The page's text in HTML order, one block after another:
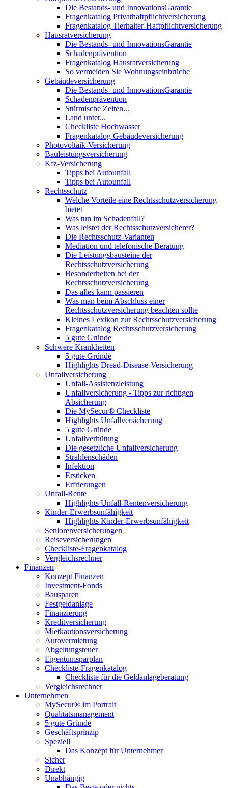
Die Bestands- und InnovationsGarantie
Fragenkatalog Privathaftpflichtversicherung
Fragenkatalog Tierhalter-Haftpflichtversicherung
Hausratversicherung
Die Bestands- und InnovationsGarantie
Schadenprävention
Fragenkatalog Hausratversicherung
So vermeiden Sie Wohnungseinbrüche
Gebäudeversicherung
Die Bestands- und InnovationsGarantie
Schadenprävention
Stürmische Zeiten...
Land unter...
Checkliste Hochwasser
Fragenkatalog Gebäudeversicherung
Photovoltaik-Versicherung
Bauleistungsversicherung
Kfz-Versicherung
Tipps bei Autounfall
Tipps bei Autounfall
Rechtsschutz
Welche Vorteile eine Rechtsschutzversicherung
bietet
Was tun im Schadenfall?
Was leistet der Rechtsschutzversicherer?
Die Rechtsschutz-Varianten
Mediation und telefonische Beratung
Die Leistungsbausteine der
Rechtsschutzversicherung
Besonderheiten bei der
Rechtsschutzversicherung
Das alles kann passieren
Was man beim Abschluss einer
Rechtsschutzversicherung beachten sollte
Kleines Lexikon zur Rechtsschutzversicherung
Fragenkatalog Rechtsschutzversicherung
5 gute Gründe
Schwere Krankheiten
5 gute Gründe
Highlights Dread-Disease-Versicherung
Unfallversicherung
Unfall-Assistenzleistung
Unfallversicherung - Tipps zur richtigen
Absicherung
Die MySecur® Checkliste
Highlights Unfallversicherung
5 gute Gründe
Unfallverhütung
Die gesetzliche Unfallversicherung
Strahlenschäden
Infektion
Ersticken
Erfrierungen
Unfall-Rente
Highlights Unfall-Rentenversicherung
Kinder-Erwerbsunfähigkeit
Highlights Kinder-Erwerbsunfähigkeit
Seniorenversicherungen
Reiseversicherungen
Checkliste-Fragenkatalog
Vergleichsrechner
Finanzen
Konzept Finanzen
Investment-Fonds
Bausparen
Festgeldanlage
Finanzierung
Kreditversicherung
Mietkautionsversicherung
Autovermietung
Abgeltungsteuer
Eigentumsparplan
Checkliste-Fragenkatalog
Checkliste für die Geldanlageberatung
Vergleichsrechner
Unternehmen
MySecur® im Portrait
Qualitätsmanagement
5 gute Gründe
Geschäftsprinzip
Speziell
Das Konzept für Unternehmer
Sicher
Direkt
Unabhängig